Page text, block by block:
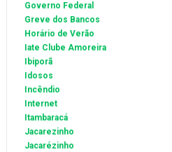
Governo Federal
Greve dos Bancos
Horário de Verão
Iate Clube Amoreira
Ibiporã
Idosos
Incêndio
Internet
Itambaracá
Jacarezinho
Jacarézinho